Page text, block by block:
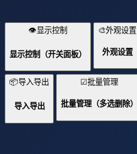
👁显示控制
显示控制（开关面板）
🎨外观设置
外观设置
📦导入导出
导入导出
☑批量管理
批量管理（多选删除）